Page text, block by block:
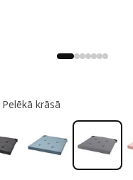
Pelēkā krāsā